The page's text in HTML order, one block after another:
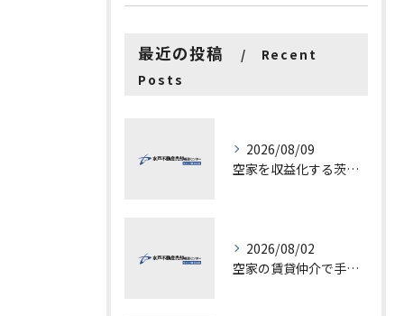
最近の投稿
Recent
Posts
2026/08/09
空家を収益化する茨城県水戸市古河市での具体的ステップと成功ポイント
2026/08/02
空家の賃貸仲介で手数料と上限を徹底解説し200万円物件の注意点も紹介